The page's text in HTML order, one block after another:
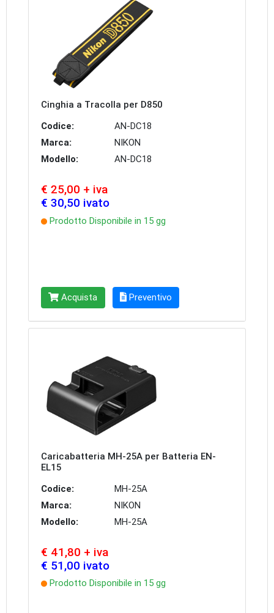
Cinghia a Tracolla per D850
Codice:
AN-DC18
Marca:
NIKON
Modello:
AN-DC18
€ 25,00 + iva
€ 30,50 ivato
Prodotto Disponibile in 15 gg
Acquista Preventivo
Caricabatteria MH-25A per Batteria EN-
EL15
Codice:
MH-25A
Marca:
NIKON
Modello:
MH-25A
€ 41,80 + iva
€ 51,00 ivato
Prodotto Disponibile in 15 gg